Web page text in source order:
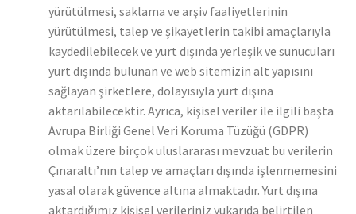
yürütülmesi, saklama ve arşiv faaliyetlerinin
yürütülmesi, talep ve şikayetlerin takibi amaçlarıyla
kaydedilebilecek ve yurt dışında yerleşik ve sunucuları
yurt dışında bulunan ve web sitemizin alt yapısını
sağlayan şirketlere, dolayısıyla yurt dışına
aktarılabilecektir. Ayrıca, kişisel veriler ile ilgili başta
Avrupa Birliği Genel Veri Koruma Tüzüğü (GDPR)
olmak üzere birçok uluslararası mevzuat bu verilerin
Çınaraltı’nın talep ve amaçları dışında işlenmemesini
yasal olarak güvence altına almaktadır. Yurt dışına
aktardığımız kişisel verileriniz yukarıda belirtilen